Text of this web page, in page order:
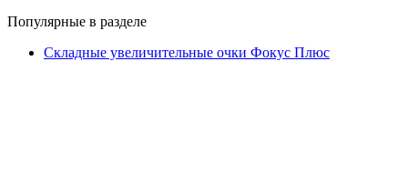
Популярные в разделе
Складные увеличительные очки Фокус Плюс